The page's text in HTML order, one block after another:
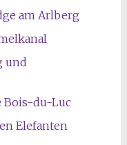
am Arlberg
und
Bois-du-Luc
Elefanten